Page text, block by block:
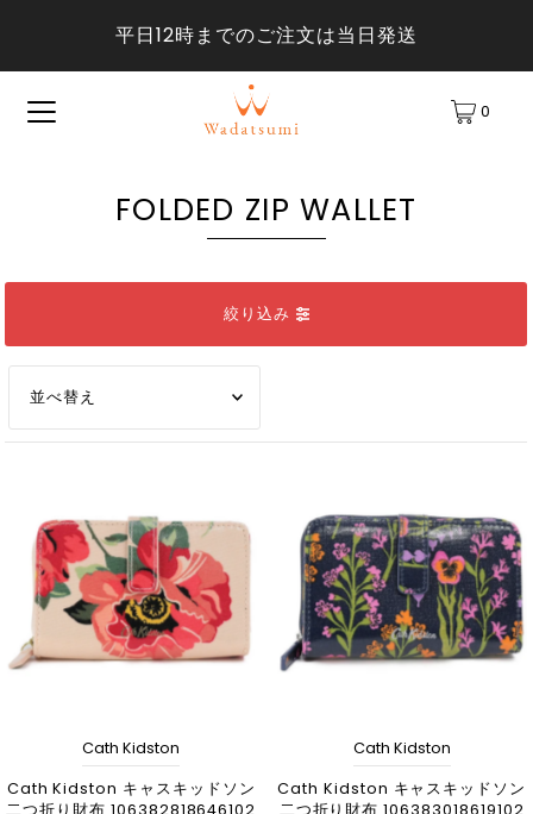
平日12時までのご注文は当日発送
0
FOLDED ZIP WALLET
絞り込み
オススメ
ベストセラー
アルファベット順, A-Z
アルファベット順, Z-A
価格の安い順
Cath Kidston
Cath Kidston キャスキッドソン
二つ折り財布 106382818646102
Cath Kidston
Cath Kidston キャスキッドソン
二つ折り財布 106383018619102